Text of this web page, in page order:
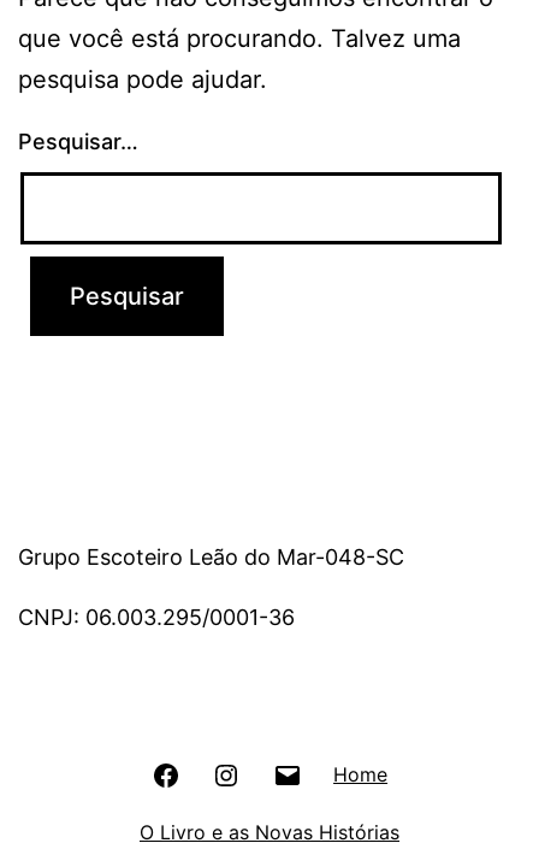
que você está procurando. Talvez uma
pesquisa pode ajudar.
Pesquisar…
Grupo Escoteiro Leão do Mar-048-SC
CNPJ: 06.003.295/0001-36
Facebook
–
Instagram
– mail
Home
O Livro e as Novas Histórias